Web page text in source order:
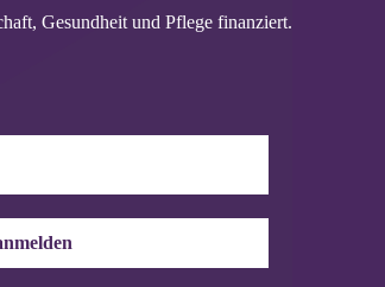
Gesundheit und Pflege finanziert.